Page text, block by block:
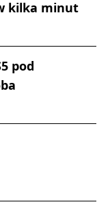
kilka minut
pod